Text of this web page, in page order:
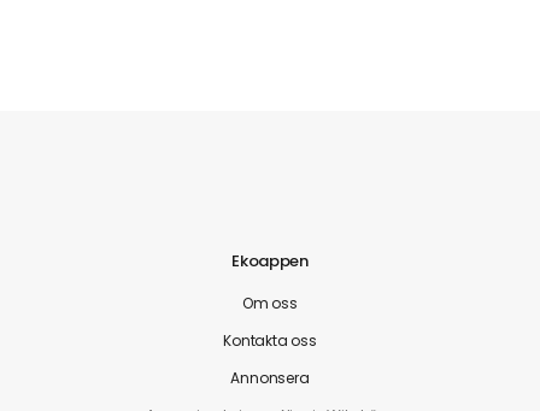
Ekoappen
Om oss
Kontakta oss
Annonsera